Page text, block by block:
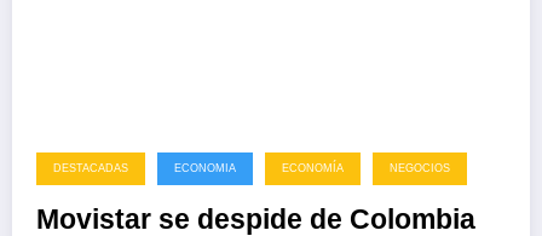
DESTACADAS ECONOMIA ECONOMÍA NEGOCIOS
Movistar se despide de Colombia